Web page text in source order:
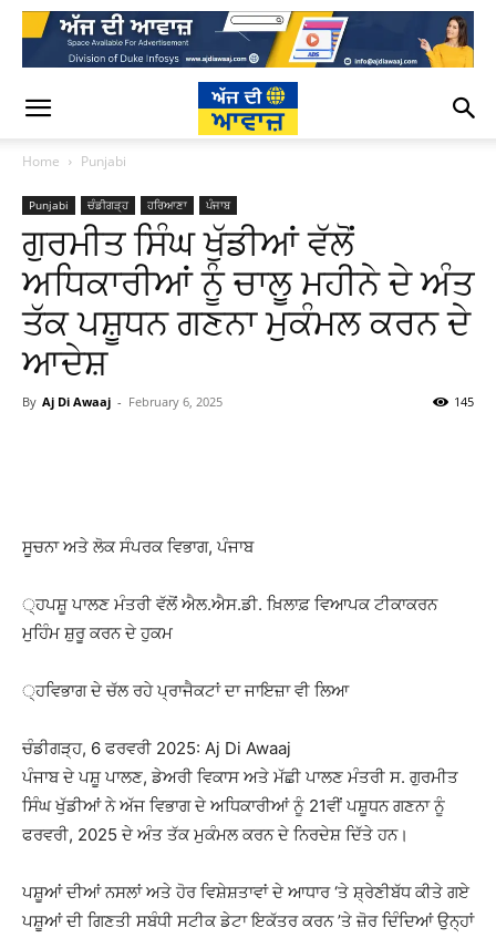
Home Punjabi
Punjabi ਚੰਡੀਗੜ੍ਹ ਹਰਿਆਣਾ ਪੰਜਾਬ
ਗੁਰਮੀਤ ਸਿੰਘ ਖੁੱਡੀਆਂ ਵੱਲੋਂ
ਅਧਿਕਾਰੀਆਂ ਨੂੰ ਚਾਲੂ ਮਹੀਨੇ ਦੇ ਅੰਤ
ਤੱਕ ਪਸ਼ੂਧਨ ਗਣਨਾ ਮੁਕੰਮਲ ਕਰਨ ਦੇ
ਆਦੇਸ਼
By Aj Di Awaaj - February 6, 2025 145
ਸੂਚਨਾ ਅਤੇ ਲੋਕ ਸੰਪਰਕ ਵਿਭਾਗ, ਪੰਜਾਬ
੍ਹਪਸ਼ੂ ਪਾਲਣ ਮੰਤਰੀ ਵੱਲੋਂ ਐਲ.ਐਸ.ਡੀ. ਖ਼ਿਲਾਫ਼ ਵਿਆਪਕ ਟੀਕਾਕਰਨ
ਮੁਹਿੰਮ ਸ਼ੁਰੂ ਕਰਨ ਦੇ ਹੁਕਮ
੍ਹਵਿਭਾਗ ਦੇ ਚੱਲ ਰਹੇ ਪ੍ਰਾਜੈਕਟਾਂ ਦਾ ਜਾਇਜ਼ਾ ਵੀ ਲਿਆ
ਚੰਡੀਗੜ੍ਹ, 6 ਫਰਵਰੀ 2025: Aj Di Awaaj
ਪੰਜਾਬ ਦੇ ਪਸ਼ੂ ਪਾਲਣ, ਡੇਅਰੀ ਵਿਕਾਸ ਅਤੇ ਮੱਛੀ ਪਾਲਣ ਮੰਤਰੀ ਸ. ਗੁਰਮੀਤ
ਸਿੰਘ ਖੁੱਡੀਆਂ ਨੇ ਅੱਜ ਵਿਭਾਗ ਦੇ ਅਧਿਕਾਰੀਆਂ ਨੂੰ 21ਵੀਂ ਪਸ਼ੂਧਨ ਗਣਨਾ ਨੂੰ
ਫਰਵਰੀ, 2025 ਦੇ ਅੰਤ ਤੱਕ ਮੁਕੰਮਲ ਕਰਨ ਦੇ ਨਿਰਦੇਸ਼ ਦਿੱਤੇ ਹਨ।
ਪਸ਼ੂਆਂ ਦੀਆਂ ਨਸਲਾਂ ਅਤੇ ਹੋਰ ਵਿਸ਼ੇਸ਼ਤਾਵਾਂ ਦੇ ਆਧਾਰ ‘ਤੇ ਸ਼੍ਰੇਣੀਬੱਧ ਕੀਤੇ ਗਏ
ਪਸ਼ੂਆਂ ਦੀ ਗਿਣਤੀ ਸਬੰਧੀ ਸਟੀਕ ਡੇਟਾ ਇਕੱਤਰ ਕਰਨ ’ਤੇ ਜ਼ੋਰ ਦਿੰਦਿਆਂ ਉਨ੍ਹਾਂ